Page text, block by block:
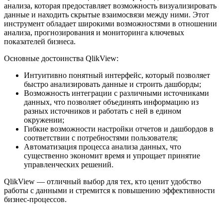
анализа, которая предоставляет возможность визуализировать
данные и находить скрытые взаимосвязи между ними. Этот
инструмент обладает широкими возможностями в отношении
анализа, прогнозирования и мониторинга ключевых
показателей бизнеса.
Основные достоинства QlikView:
Интуитивно понятный интерфейс, который позволяет
быстро анализировать данные и строить дашборды;
Возможность интеграции с различными источниками
данных, что позволяет объединять информацию из
разных источников и работать с ней в едином
окружении;
Гибкие возможности настройки отчетов и дашбордов в
соответствии с потребностями пользователя;
Автоматизация процесса анализа данных, что
существенно экономит время и упрощает принятие
управленческих решений.
QlikView — отличный выбор для тех, кто ценит удобство
работы с данными и стремится к повышению эффективности
бизнес-процессов.